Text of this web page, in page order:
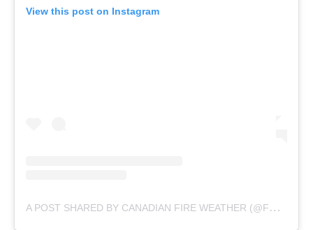
View this post on Instagram
A
POST SHARED BY CANADIAN FIRE WEATHER (@FFMSEE)